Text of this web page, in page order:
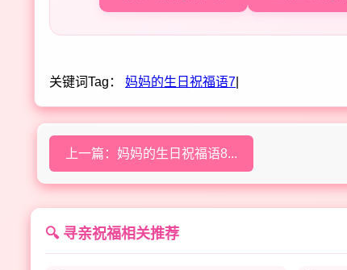
关键词Tag： 妈妈的生日祝福语7
上一篇：妈妈的生日祝福语8...
🔍 寻亲祝福相关推荐